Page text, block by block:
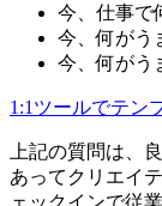
今、仕事で
今、何がう
今、何がう
1:1ツールでテン
上記の質問は、
あってクリエイ
ェックインで従